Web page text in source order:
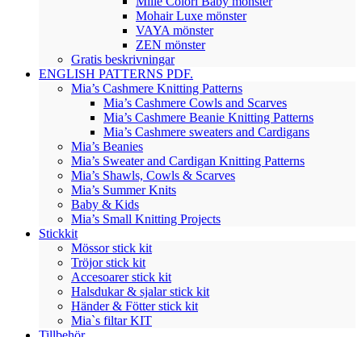
Mohair Luxe mönster
VAYA mönster
ZEN mönster
Gratis beskrivningar
ENGLISH PATTERNS PDF.
Mia’s Cashmere Knitting Patterns
Mia’s Cashmere Cowls and Scarves
Mia’s Cashmere Beanie Knitting Patterns
Mia’s Cashmere sweaters and Cardigans
Mia’s Beanies
Mia’s Sweater and Cardigan Knitting Patterns
Mia’s Shawls, Cowls & Scarves
Mia’s Summer Knits
Baby & Kids
Mia’s Small Knitting Projects
Stickkit
Mössor stick kit
Tröjor stick kit
Accesoarer stick kit
Halsdukar & sjalar stick kit
Händer & Fötter stick kit
Mia`s filtar KIT